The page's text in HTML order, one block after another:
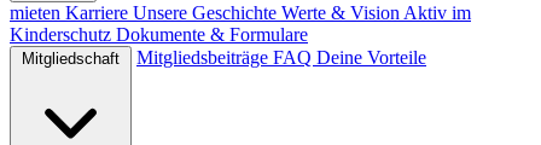
mieten Karriere Unsere Geschichte Werte & Vision Aktiv im
Kinderschutz Dokumente & Formulare
Mitgliedschaft Mitgliedsbeiträge FAQ Deine Vorteile